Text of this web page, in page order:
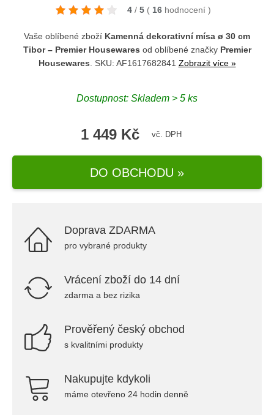
4 / 5 ( 16 hodnocení )
Vaše oblíbené zboží Kamenná dekorativní mísa ø 30 cm
Tibor – Premier Housewares od oblíbené značky Premier
Housewares . SKU: AF1617682841 Zobrazit více »
Dostupnost: Skladem > 5 ks
1 449 Kč vč. DPH
DO OBCHODU »
Doprava ZDARMA
pro vybrané produkty
Vrácení zboží do 14 dní
zdarma a bez rizika
Prověřený český obchod
s kvalitními produkty
Nakupujte kdykoli
máme otevřeno 24 hodin denně